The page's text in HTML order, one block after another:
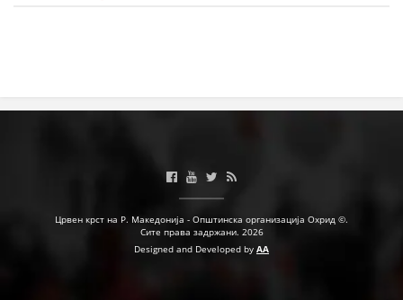
ПОСТЕРИ
ПРЕЗЕНТАЦИИ
Црвен крст на Р. Македонија - Општинска организација Охрид ©.
Сите права задржани. 2026
Designed and Developed by AA